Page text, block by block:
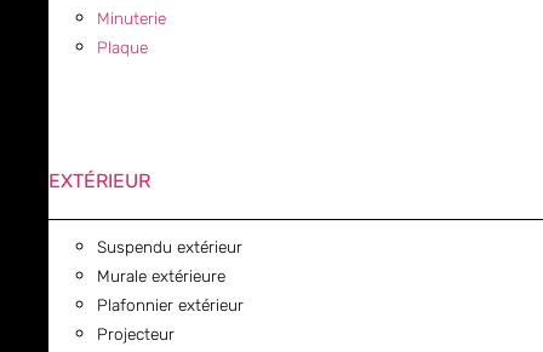
Minuterie
Plaque
EXTÉRIEUR
Suspendu extérieur
Murale extérieure
Plafonnier extérieur
Projecteur